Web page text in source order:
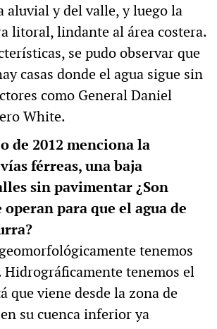
aluvial y del valle, y luego la
litoral, lindante al área costera.
se pudo observar que
casas donde el agua sigue sin
como General Daniel
White.
de 2012 menciona la
férreas, una baja
sin pavimentar ¿Son
para que el agua de
tenemos
Hidrográficamente tenemos el
que viene desde la zona de
su cuenca inferior ya